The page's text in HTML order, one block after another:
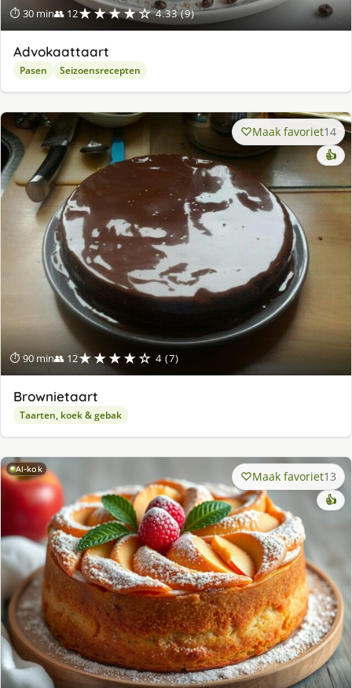
⏱ 30 min👥 12★★★★☆ 4.33 (9)
Advokaattaart
Pasen Seizoensrecepten
⏱ 90 min👥 12★★★★☆ 4 (7)
Maak favoriet14
👍
Brownietaart
Taarten, koek & gebak
AI-kok Maak favoriet13
👍